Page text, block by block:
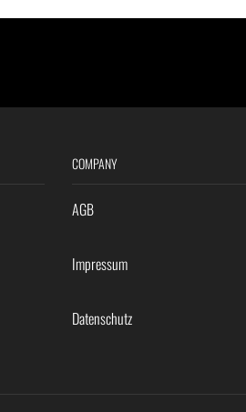
COMPANY
AGB
Impressum
Datenschutz